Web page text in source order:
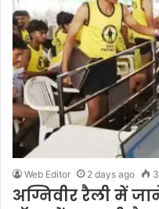
Web Editor 2 days ago
अग्निवीर रैली में